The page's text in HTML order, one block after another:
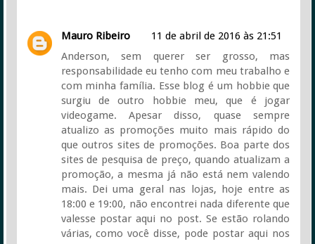
Mauro Ribeiro
11 de abril de 2016 às 21:51
Anderson, sem querer ser grosso, mas
responsabilidade eu tenho com meu trabalho e
com minha família. Esse blog é um hobbie que
surgiu de outro hobbie meu, que é jogar
videogame. Apesar disso, quase sempre
atualizo as promoções muito mais rápido do
que outros sites de promoções. Boa parte dos
sites de pesquisa de preço, quando atualizam a
promoção, a mesma já não está nem valendo
mais. Dei uma geral nas lojas, hoje entre as
18:00 e 19:00, não encontrei nada diferente que
valesse postar aqui no post. Se estão rolando
várias, como você disse, pode postar aqui nos